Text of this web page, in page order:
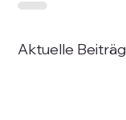
Aktuelle